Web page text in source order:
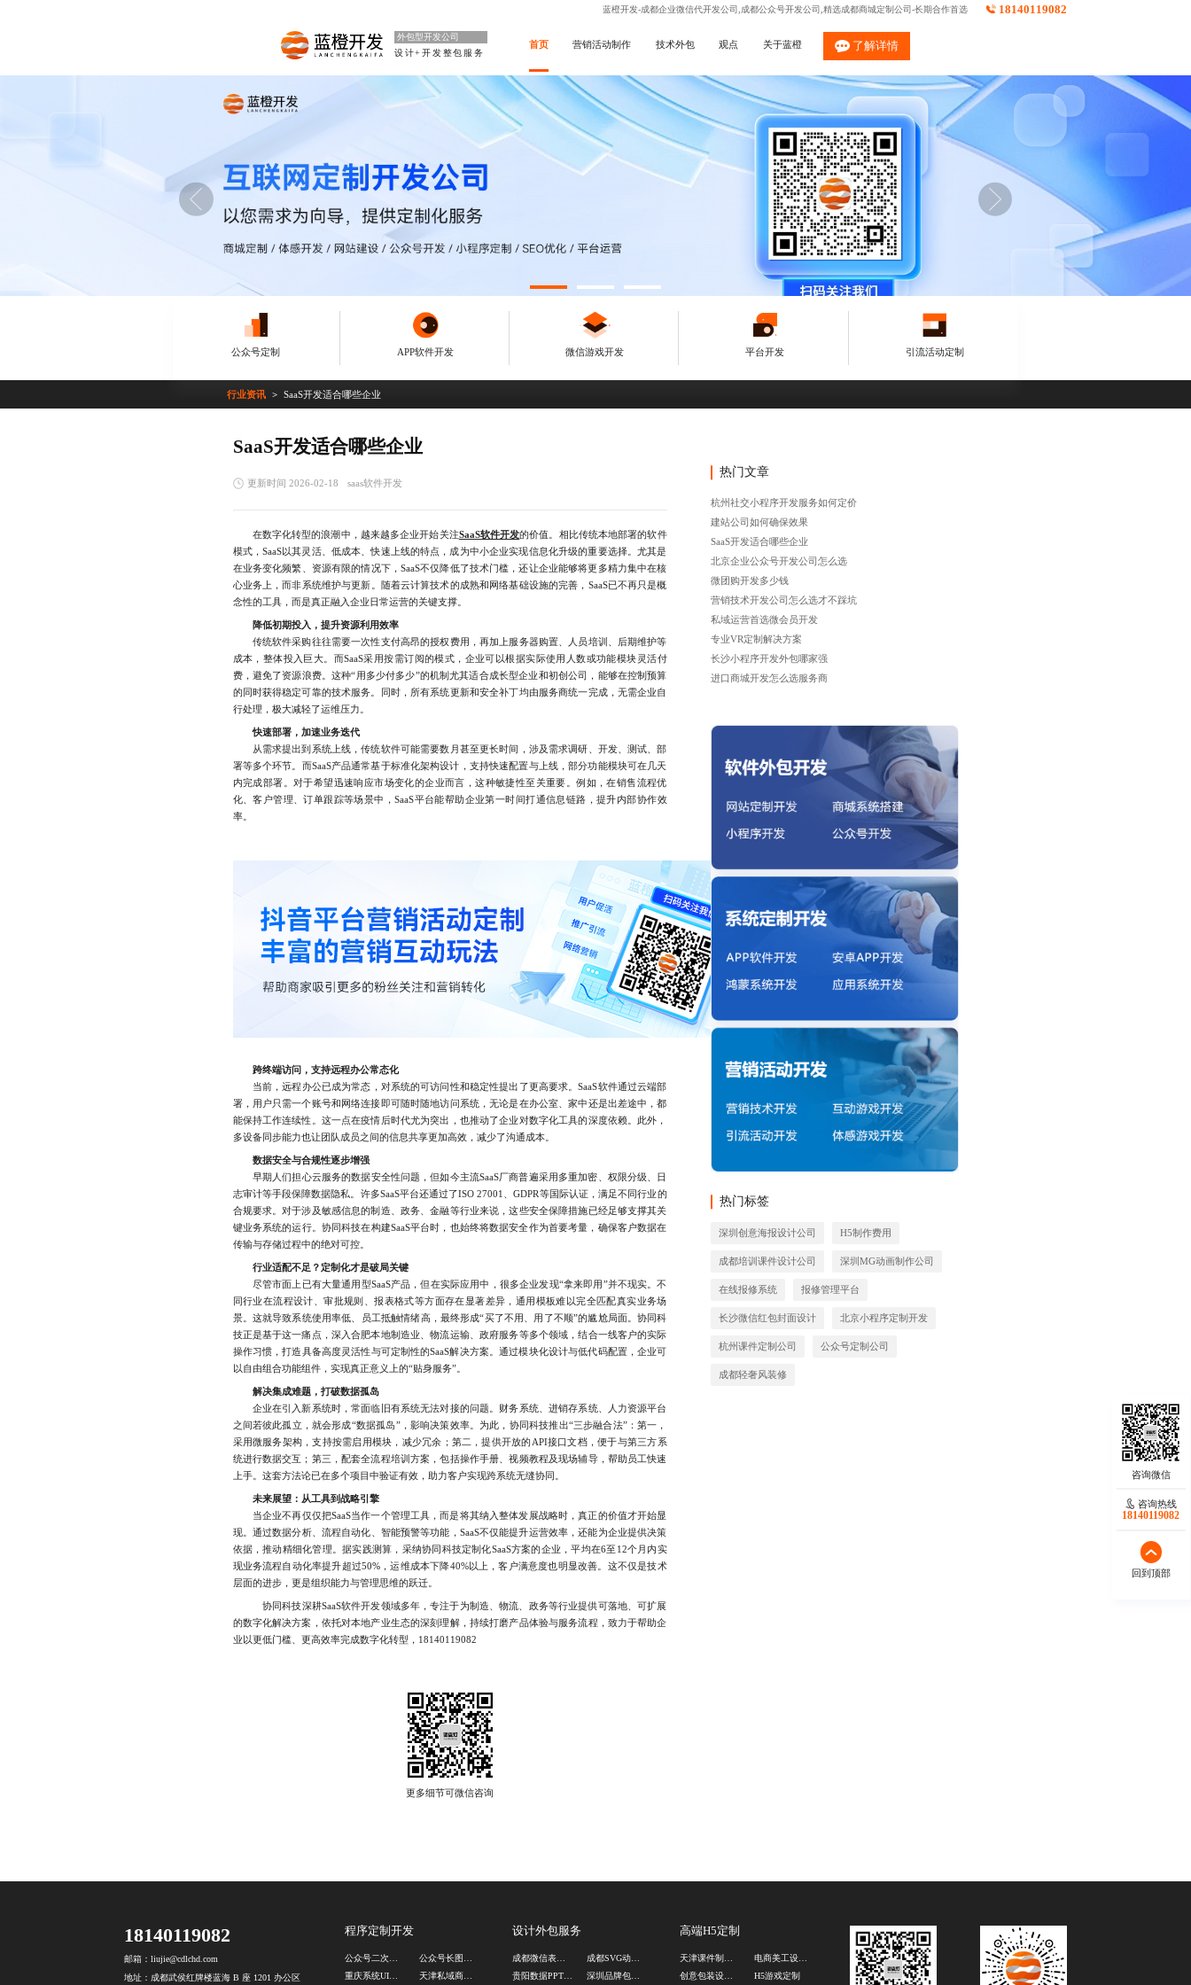
蓝橙开发-成都企业微信代开发公司,成都公众号开发公司,精选成都商城定制公司-长期合作首选 18140119082
外包型开发公司
设计+开发整包服务
首页 营销活动制作 技术外包 观点 关于蓝橙 了解详情
公众号定制 APP软件开发 微信游戏开发 平台开发 引流活动定制
行业资讯 SaaS开发适合哪些企业
SaaS开发适合哪些企业
更新时间 2026-02-18 saas软件开发
在数字化转型的浪潮中，越来越多企业开始关注SaaS软件开发的价值。相比传统本地部署的软件
模式，SaaS以其灵活、低成本、快速上线的特点，成为中小企业实现信息化升级的重要选择。尤其是
在业务变化频繁、资源有限的情况下，SaaS不仅降低了技术门槛，还让企业能够将更多精力集中在核
心业务上，而非系统维护与更新。随着云计算技术的成熟和网络基础设施的完善，SaaS已不再只是概
念性的工具，而是真正融入企业日常运营的关键支撑。
降低初期投入，提升资源利用效率
传统软件采购往往需要一次性支付高昂的授权费用，再加上服务器购置、人员培训、后期维护等
成本，整体投入巨大。而SaaS采用按需订阅的模式，企业可以根据实际使用人数或功能模块灵活付
费，避免了资源浪费。这种“用多少付多少”的机制尤其适合成长型企业和初创公司，能够在控制预算
的同时获得稳定可靠的技术服务。同时，所有系统更新和安全补丁均由服务商统一完成，无需企业自
行处理，极大减轻了运维压力。
快速部署，加速业务迭代
从需求提出到系统上线，传统软件可能需要数月甚至更长时间，涉及需求调研、开发、测试、部
署等多个环节。而SaaS产品通常基于标准化架构设计，支持快速配置与上线，部分功能模块可在几天
内完成部署。对于希望迅速响应市场变化的企业而言，这种敏捷性至关重要。例如，在销售流程优
化、客户管理、订单跟踪等场景中，SaaS平台能帮助企业第一时间打通信息链路，提升内部协作效
率。
跨终端访问，支持远程办公常态化
当前，远程办公已成为常态，对系统的可访问性和稳定性提出了更高要求。SaaS软件通过云端部
署，用户只需一个账号和网络连接即可随时随地访问系统，无论是在办公室、家中还是出差途中，都
能保持工作连续性。这一点在疫情后时代尤为突出，也推动了企业对数字化工具的深度依赖。此外，
多设备同步能力也让团队成员之间的信息共享更加高效，减少了沟通成本。
数据安全与合规性逐步增强
早期人们担心云服务的数据安全性问题，但如今主流SaaS厂商普遍采用多重加密、权限分级、日
志审计等手段保障数据隐私。许多SaaS平台还通过了ISO 27001、GDPR等国际认证，满足不同行业的
合规要求。对于涉及敏感信息的制造、政务、金融等行业来说，这些安全保障措施已经足够支撑其关
键业务系统的运行。协同科技在构建SaaS平台时，也始终将数据安全作为首要考量，确保客户数据在
传输与存储过程中的绝对可控。
行业适配不足？定制化才是破局关键
尽管市面上已有大量通用型SaaS产品，但在实际应用中，很多企业发现“拿来即用”并不现实。不
同行业在流程设计、审批规则、报表格式等方面存在显著差异，通用模板难以完全匹配真实业务场
景。这就导致系统使用率低、员工抵触情绪高，最终形成“买了不用、用了不顺”的尴尬局面。协同科
技正是基于这一痛点，深入合肥本地制造业、物流运输、政府服务等多个领域，结合一线客户的实际
操作习惯，打造具备高度灵活性与可定制性的SaaS解决方案。通过模块化设计与低代码配置，企业可
以自由组合功能组件，实现真正意义上的“贴身服务”。
解决集成难题，打破数据孤岛
企业在引入新系统时，常面临旧有系统无法对接的问题。财务系统、进销存系统、人力资源平台
之间若彼此孤立，就会形成“数据孤岛”，影响决策效率。为此，协同科技推出“三步融合法”：第一，
采用微服务架构，支持按需启用模块，减少冗余；第二，提供开放的API接口文档，便于与第三方系
统进行数据交互；第三，配套全流程培训方案，包括操作手册、视频教程及现场辅导，帮助员工快速
上手。这套方法论已在多个项目中验证有效，助力客户实现跨系统无缝协同。
未来展望：从工具到战略引擎
当企业不再仅仅把SaaS当作一个管理工具，而是将其纳入整体发展战略时，真正的价值才开始显
现。通过数据分析、流程自动化、智能预警等功能，SaaS不仅能提升运营效率，还能为企业提供决策
依据，推动精细化管理。据实践测算，采纳协同科技定制化SaaS方案的企业，平均在6至12个月内实
现业务流程自动化率提升超过50%，运维成本下降40%以上，客户满意度也明显改善。这不仅是技术
层面的进步，更是组织能力与管理思维的跃迁。
协同科技深耕SaaS软件开发领域多年，专注于为制造、物流、政务等行业提供可落地、可扩展
的数字化解决方案，依托对本地产业生态的深刻理解，持续打磨产品体验与服务流程，致力于帮助企
业以更低门槛、更高效率完成数字化转型，18140119082
热门文章
杭州社交小程序开发服务如何定价
建站公司如何确保效果
SaaS开发适合哪些企业
北京企业公众号开发公司怎么选
微团购开发多少钱
营销技术开发公司怎么选才不踩坑
私域运营首选微会员开发
专业VR定制解决方案
长沙小程序开发外包哪家强
进口商城开发怎么选服务商
热门标签
深圳创意海报设计公司 H5制作费用
成都培训课件设计公司 深圳MG动画制作公司
在线报修系统 报修管理平台
长沙微信红包封面设计 北京小程序定制开发
杭州课件定制公司 公众号定制公司
成都轻奢风装修
咨询热线
18140119082
回到顶部
18140119082
邮箱：liujie@cdlchd.com
地址：成都武侯红牌楼蓝海 B 座 1201 办公区
程序定制开发
公众号二次开发
公众号长图设计公司
重庆系统UI设计公司
天津私域商城制作公司
设计外包服务
成都微信表情包定制公司
成都SVG动画设计公司
贵阳数据PPT设计公司
深圳品牌包装设计公司
高端H5定制
天津课件制作公司
电商美工设计公司
创意包装设计公司
H5游戏定制